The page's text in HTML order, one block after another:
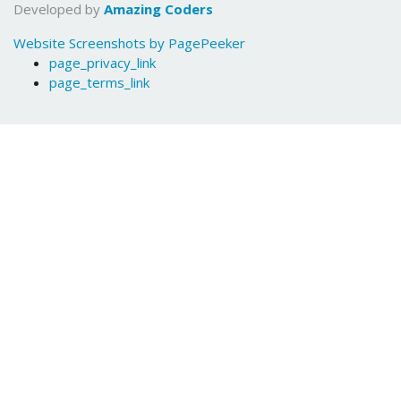
Developed by Amazing Coders
Website Screenshots by PagePeeker
page_privacy_link
page_terms_link